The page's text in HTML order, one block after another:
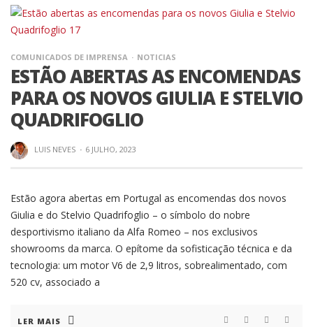
COMUNICADOS DE IMPRENSA NOTICIAS
ESTÃO ABERTAS AS ENCOMENDAS
PARA OS NOVOS GIULIA E STELVIO
QUADRIFOGLIO
LUIS NEVES · 6 JULHO, 2023
Estão agora abertas em Portugal as encomendas dos novos
Giulia e do Stelvio Quadrifoglio – o símbolo do nobre
desportivismo italiano da Alfa Romeo – nos exclusivos
showrooms da marca. O epítome da sofisticação técnica e da
tecnologia: um motor V6 de 2,9 litros, sobrealimentado, com
520 cv, associado a
LER MAIS